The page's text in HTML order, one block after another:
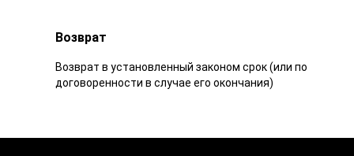
Возврат
Возврат в установленный законом срок (или по
договоренности в случае его окончания)